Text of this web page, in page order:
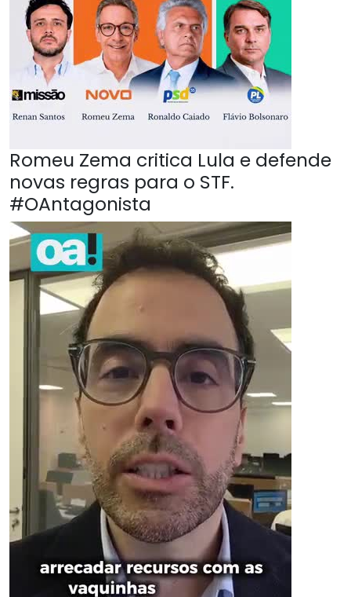
Romeu Zema critica Lula e defende
novas regras para o STF.
#OAntagonista